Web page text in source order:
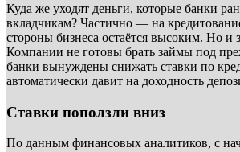
Куда же уходят деньги, которые банки
вкладчикам? Частично — на
стороны бизнеса остаётся высоким. Но и
Компании не готовы брать займы под
банки вынуждены снижать ставки по
автоматически давит на доходность
Ставки поползли вниз
По данным финансовых аналитиков, с